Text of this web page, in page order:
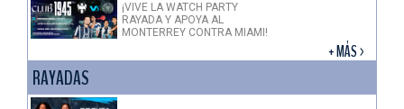
¡VIVE LA WATCH PARTY
RAYADA Y APOYA AL
MONTERREY CONTRA MIAMI!
+ MÁS >
RAYADAS